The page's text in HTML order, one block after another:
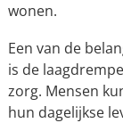
wonen.
Een van de
is de
zorg. Mensen
hun dagelijkse